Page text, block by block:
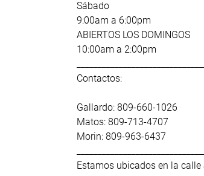
Sábado
9:00am a 6:00pm
ABIERTOS LOS DOMINGOS
10:00am a 2:00pm
Contactos:
Gallardo: 809-660-1026
Matos: 809-713-4707
Morin: 809-963-6437
Estamos ubicados en la